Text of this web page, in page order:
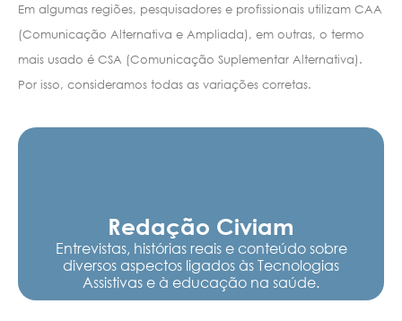
Em algumas regiões, pesquisadores e profissionais utilizam CAA
(Comunicação Alternativa e Ampliada), em outras, o termo
mais usado é CSA (Comunicação Suplementar Alternativa).
Por isso, consideramos todas as variações corretas.
Redação Civiam
Entrevistas, histórias reais e conteúdo sobre
diversos aspectos ligados às Tecnologias
Assistivas e à educação na saúde.